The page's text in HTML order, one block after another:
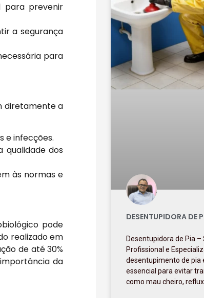
para prevenir
a segurança
para
diretamente a
e infecções.
qualidade dos
às normas e
pode
realizado em
de até 30%
da
DESENTUPIDORA DE
Desentupidora de Pia –
Profissional e
desentupimento de pia
essencial para evitar
como mau cheiro,